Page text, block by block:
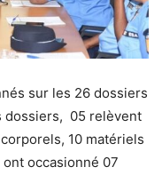
sur les 26 dossiers
dossiers, 05 relèvent
10 matériels
occasionné 07